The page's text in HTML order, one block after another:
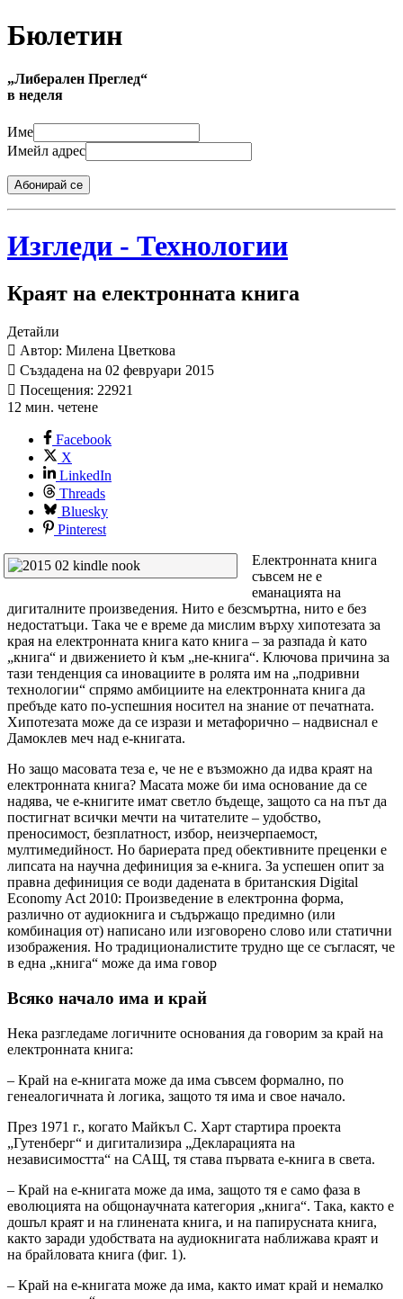
Бюлетин
„Либерален Преглед“
в неделя
Име
Имейл адрес
Абонирай се
Изгледи - Технологии
Краят на електронната книга
Детайли
Автор: Милена Цветкова
Създадена на 02 февруари 2015
Посещения: 22921
12 мин. четене
Facebook
X
LinkedIn
Threads
Bluesky
Pinterest
Електронната книга
съвсем не е
еманацията на
дигиталните произведения. Нито е безсмъртна, нито е без
недостатъци. Така че е време да мислим върху хипотезата за
края на електронната книга като книга – за разпада ѝ като
„книга“ и движението ѝ към „не-книга“. Ключова причина за
тази тенденция са иновациите в ролята им на „подривни
технологии“ спрямо амбициите на електронната книга да
пребъде като по-успешния носител на знание от печатната.
Хипотезата може да се изрази и метафорично – надвиснал е
Дамоклев меч над е-книгата.
Но защо масовата теза е, че не е възможно да идва краят на
електронната книга? Масата може би има основание да се
надява, че е-книгите имат светло бъдеще, защото са на път да
постигнат всички мечти на читателите – удобство,
преносимост, безплатност, избор, неизчерпаемост,
мултимедийност. Но бариерата пред обективните преценки е
липсата на научна дефиниция за е-книга. За успешен опит за
правна дефиниция се води дадената в британския Digital
Economy Act 2010: Произведение в електронна форма,
различно от аудиокнига и съдържащо предимно (или
комбинация от) написано или изговорено слово или статични
изображения. Но традиционалистите трудно ще се съгласят, че
в една „книга“ може да има говор
Всяко начало има и край
Нека разгледаме логичните основания да говорим за край на
електронната книга:
– Край на е-книгата може да има съвсем формално, по
генеалогичната ѝ логика, защото тя има и свое начало.
През 1971 г., когато Майкъл С. Харт стартира проекта
„Гутенберг“ и дигитализира „Декларацията на
независимостта“ на САЩ, тя става първата е-книга в света.
– Край на е-книгата може да има, защото тя е само фаза в
еволюцията на общонаучната категория „книга“. Така, както е
дошъл краят и на глинената книга, и на папирусната книга,
както заради удобствата на аудиокнигата наближава краят и
на брайловата книга (фиг. 1).
– Край на е-книгата може да има, както имат край и немалко